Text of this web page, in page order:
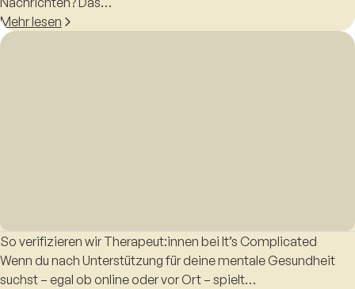
Mehr lesen
So verifizieren wir Therapeut:innen bei It’s Complicated
Wenn du nach Unterstützung für deine mentale Gesundheit
suchst – egal ob online oder vor Ort – spielt…